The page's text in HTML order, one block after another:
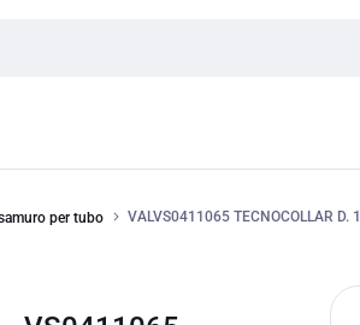
per tubo VALVS0411065 TECNOCOLLAR D.